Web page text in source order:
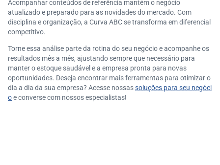
Acompanhar conteúdos de referência mantém o negócio
atualizado e preparado para as novidades do mercado. Com
disciplina e organização, a Curva ABC se transforma em diferencial
competitivo.
Torne essa análise parte da rotina do seu negócio e acompanhe os
resultados mês a mês, ajustando sempre que necessário para
manter o estoque saudável e a empresa pronta para novas
oportunidades. Deseja encontrar mais ferramentas para otimizar o
dia a dia da sua empresa? Acesse nossassoluções para seu negóci
oe converse com nossos especialistas!